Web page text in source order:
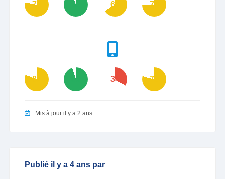
78 95 66 75
81 95 34 79
Mis à jour il y a 2 ans
Publié il y a 4 ans par